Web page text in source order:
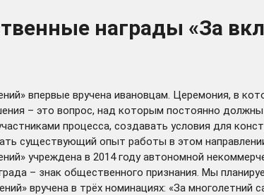
награды «За
впервые вручена ивановцам. Церемония, в
– это вопрос, над которым постоянно
процесса, создавать условия для
существующий опыт работы в этом
учреждена в 2014 году автономной
– знак общественного признания. Мы
вручена в трёх номинациях: «За многолетний